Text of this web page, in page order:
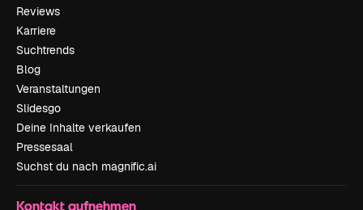
Reviews
Karriere
Suchtrends
Blog
Veranstaltungen
Slidesgo
Deine Inhalte verkaufen
Pressesaal
Suchst du nach magnific.ai
Kontakt aufnehmen